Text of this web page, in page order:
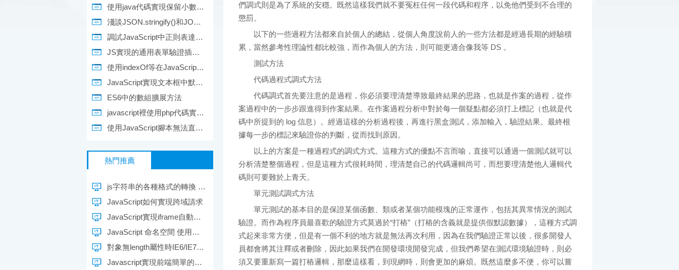
們調式則是為了系統的安穩。既然這樣我們就不要冤枉任何一段代碼和程序，以免他們受到不合理的
懲罰。
以下的一些過程方法都來自於個人的總結，從個人角度說前人的一些方法都是經過長期的經驗積
累，當然參考性理論性都比較強，而作為個人的方法，則可能更適合像我等 DS 。
測試方法
代碼過程式調式方法
代碼調式首先要注意的是過程，你必須要理清楚導致最終結果的思路，也就是作案的過程，從作
案過程中的一步步跟進得到作案結果。在作案過程分析中對於每一個疑點都必須打上標記（也就是代
碼中所提到的 log 信息）。經過這樣的分析過程後，再進行黑盒測試，添加輸入，驗證結果。最終根
據每一步的標記來驗證你的判斷，從而找到原因。
以上的方案是一種過程式的調式方式。這種方式的優點不言而喻，直接可以通過一個測試就可以
分析清楚整個過程，但是這種方式很耗時間，理清楚自己的代碼邏輯尚可，而想要理清楚他人邏輯代
碼則可要難於上青天。
單元測試調式方法
單元測試的基本目的是保證某個函數、類或者某個功能模塊的正常運作，包括其異常情況的測試
驗證。而作為程序員最喜歡的驗證方式莫過於“打樁”（打樁的含義就是提供假默認數據），這種方式調
式起來非常方便，但是有一個不利的地方就是無法再次利用，因為在我們驗證正常以後，很多開發人
員都會將其注釋或者刪除，因此如果我們在開發環境開發完成，但我們希望在測試環境驗證時，則必
須又要重新寫一篇打樁邏輯，那麼這樣看，到現網時，則會更加的麻煩。既然這麼多不便，你可以嘗
使用java代碼實現保留小數點的位數
淺談JSON.stringify()和JOSN.parse()方法的不同
調試JavaScript中正則表達式中遇到的問題
JS實現的通用表單驗證插件完整實例
使用indexOf等在JavaScript的數組中進行元素查找和替換
JavaScript實現文本框中默認顯示背景圖片在獲得焦點後消失的方法
ES6中的數組擴展方法
javascript裡使用php代碼實例教程
使用JavaScript腳本無法直接改變Asp.net中Checkbox控件的Enable屬性的解決方法
熱門推薦
js字符串的各種格式的轉換 ToString，Format
JavaScript如何實現跨域請求
JavaScript實現iframe自動高度調整和不同主域名跨域
JavaScript 命名空間 使用介紹
對象無length屬性時IE6/IE7中無法將其轉換成偽數組(ArrayLike)
Javascript實現前端簡單的路由實例